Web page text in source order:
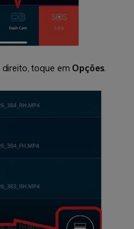
toque em Opções.